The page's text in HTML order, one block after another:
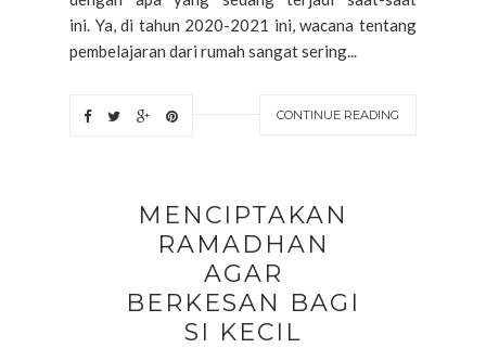
ini. Ya, di tahun 2020-2021 ini, wacana tentang
pembelajaran dari rumah sangat sering...
CONTINUE READING
MENCIPTAKAN
RAMADHAN
AGAR
BERKESAN BAGI
SI KECIL